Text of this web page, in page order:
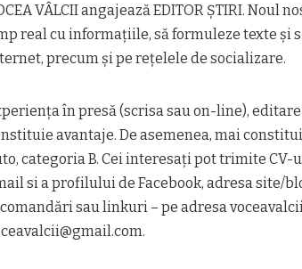
VÂLCII angajează EDITOR ŞTIRI. Noul
real cu informaţiile, să formuleze texte şi
precum şi pe reţelele de socializare.
în presă (scrisa sau on-line),
avantaje. De asemenea, mai
categoria B. Cei interesaţi pot trimite CV-
si a profilului de Facebook, adresa site/
sau linkuri – pe adresa